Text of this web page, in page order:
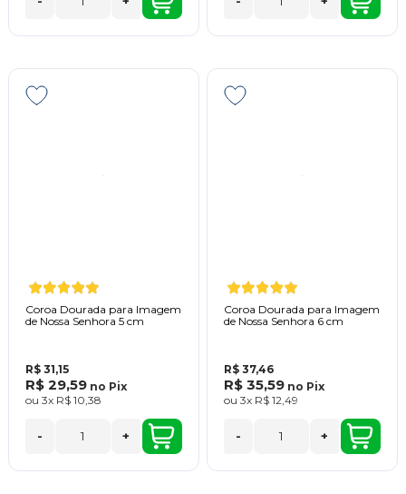
Coroa Dourada para Imagem
de Nossa Senhora 5 cm
R$ 31,15
R$ 29,59 no Pix
ou 3x R$ 10,38
- +
Coroa Dourada para Imagem
de Nossa Senhora 6 cm
R$ 37,46
R$ 35,59 no Pix
ou 3x R$ 12,49
- +